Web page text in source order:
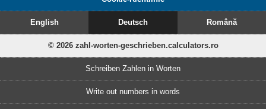
English Deutsch Română
© 2026 zahl-worten-geschrieben.calculators.ro
Schreiben Zahlen in Worten
Write out numbers in words